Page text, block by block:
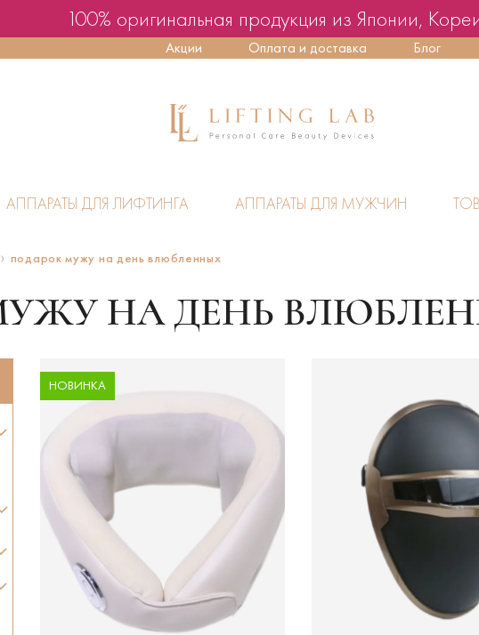
100% оригинальная продукция из Японии,
Акции Оплата и доставка Блог
АППАРАТЫ ДЛЯ ЛИФТИНГА АППАРАТЫ ДЛЯ МУЖЧИН
подарок мужу на день влюбленных
НА ДЕНЬ
НОВИНКА